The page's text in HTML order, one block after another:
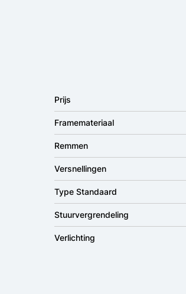
Prijs
Framemateriaal
Remmen
Versnellingen
Type Standaard
Stuurvergrendeling
Verlichting